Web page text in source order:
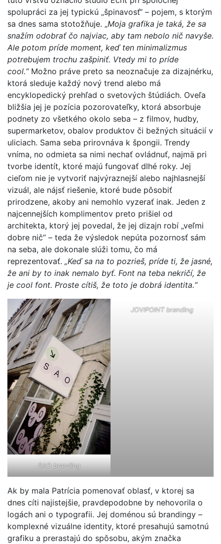
spolupráci za jej typickú „špinavosť“ – pojem, s ktorým
sa dnes sama stotožňuje. „Moja grafika je taká, že sa
snažím odobrať čo najviac, aby tam nebolo nič navyše.
Ale potom príde moment, keď ten minimalizmus
potrebujem trochu zašpiniť. Vtedy mi to príde
cool.“Možno práve preto sa neoznačuje za dizajnérku,
ktorá sleduje každý nový trend alebo má
encyklopedický prehľad o svetových štúdiách. Oveľa
bližšia jej je pozícia pozorovateľky, ktorá absorbuje
podnety zo všetkého okolo seba – z filmov, hudby,
supermarketov, obalov produktov či bežných situácií v
uliciach. Sama seba prirovnáva k špongii. Trendy
vníma, no odmieta sa nimi nechať ovládnuť, najmä pri
tvorbe identít, ktoré majú fungovať dlhé roky. Jej
cieľom nie je vytvoriť najvýraznejší alebo najhlasnejší
vizuál, ale nájsť riešenie, ktoré bude pôsobiť
prirodzene, akoby ani nemohlo vyzerať inak. Jeden z
najcennejších komplimentov preto prišiel od
architekta, ktorý jej povedal, že jej dizajn robí „veľmi
dobre nič“ – teda že výsledok nepúta pozornosť sám
na seba, ale dokonale slúži tomu, čo má
reprezentovať. „Keď sa na to pozrieš, príde ti, že jasné,
že ani by to inak nemalo byť. Font na teba nekričí, že
je cool font. Proste cítiš, že toto je dobrá identita.“
SAO branding
JOVIPOINT branding
Ak by mala Patrícia pomenovať oblasť, v ktorej sa
dnes cíti najistejšie, pravdepodobne by nehovorila o
logách ani o typografii. Jej doménou sú brandingy –
komplexné vizuálne identity, ktoré presahujú samotnú
grafiku a prerastajú do spôsobu, akým značka